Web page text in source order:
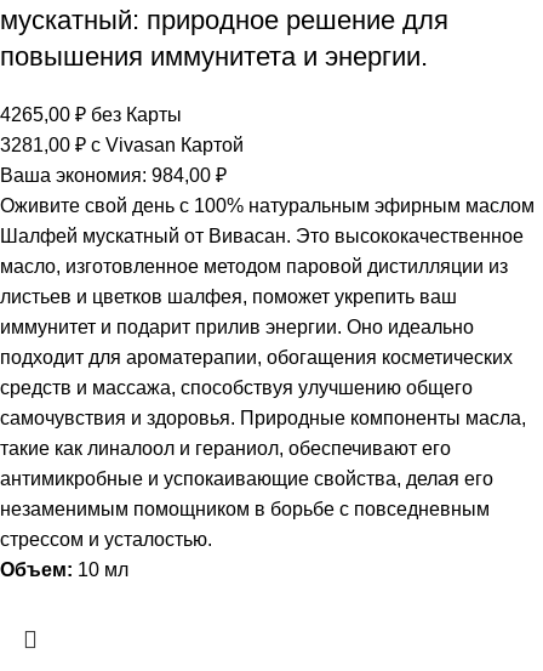
мускатный: природное решение для
повышения иммунитета и энергии.
4265,00 ₽ без Карты
3281,00 ₽ с Vivasan Картой
Ваша экономия: 984,00 ₽
Оживите свой день с 100% натуральным эфирным маслом
Шалфей мускатный от Вивасан. Это высококачественное
масло, изготовленное методом паровой дистилляции из
листьев и цветков шалфея, поможет укрепить ваш
иммунитет и подарит прилив энергии. Оно идеально
подходит для ароматерапии, обогащения косметических
средств и массажа, способствуя улучшению общего
самочувствия и здоровья. Природные компоненты масла,
такие как линалоол и гераниол, обеспечивают его
антимикробные и успокаивающие свойства, делая его
незаменимым помощником в борьбе с повседневным
стрессом и усталостью.
Объем: 10 мл